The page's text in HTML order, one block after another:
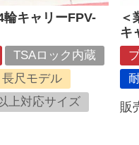
キャリーFPV-
TSAロック内蔵
長尺モデル
上対応サイズ
＜
キ
販